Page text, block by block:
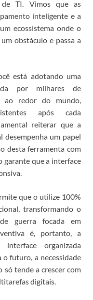
TI. Vimos que as
inteligente e a
ecossistema onde o
obstáculo e passa a
está adotando uma
por milhares de
ao redor do mundo,
após cada
reiterar que a
desempenha um papel
desta ferramenta com
garante que a interface
que o utilize 100%
transformando o
guerra focada em
é, portanto, a
organizada
o futuro, a necessidade
só tende a crescer com
digitais.